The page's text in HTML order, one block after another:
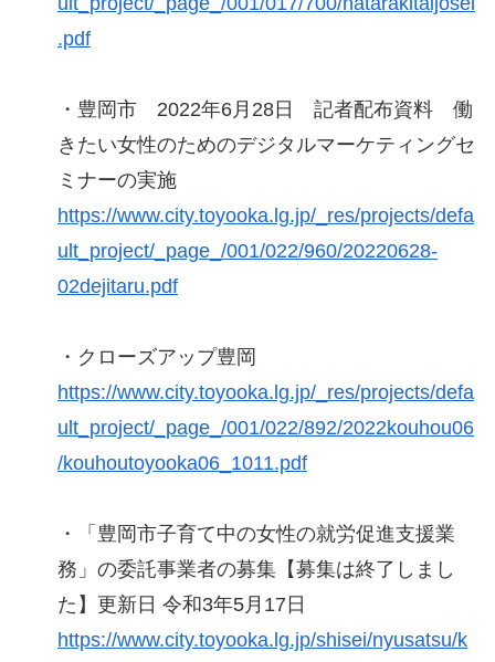
.pdf
・豊岡市 2022年6月28日 記者配布資料 働
きたい女性のためのデジタルマーケティングセ
ミナーの実施
https://www.city.toyooka.lg.jp/_res/projects/defa
ult_project/_page_/001/022/960/20220628-
02dejitaru.pdf
・クローズアップ豊岡
https://www.city.toyooka.lg.jp/_res/projects/defa
ult_project/_page_/001/022/892/2022kouhou06
/kouhoutoyooka06_1011.pdf
・「豊岡市子育て中の女性の就労促進支援業
務」の委託事業者の募集【募集は終了しまし
た】更新日 令和3年5月17日
https://www.city.toyooka.lg.jp/shisei/nyusatsu/k